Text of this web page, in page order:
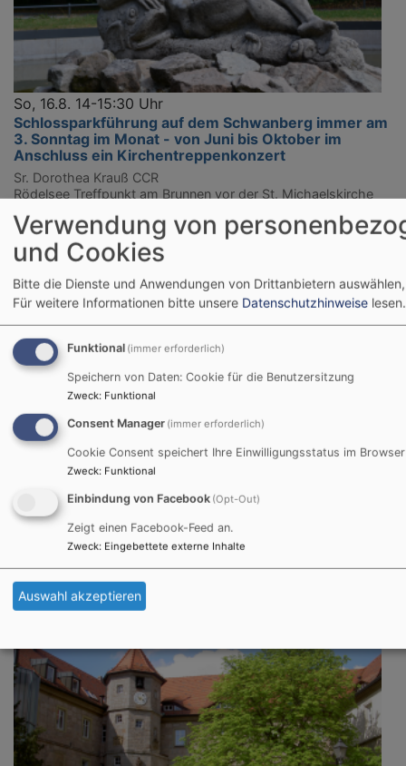
So, 16.8. 14-15:30 Uhr
Schlossparkführung auf dem Schwanberg immer am
3. Sonntag im Monat - von Juni bis Oktober im
Anschluss ein Kirchentreppenkonzert
Sr. Dorothea Krauß CCR
Rödelsee Treffpunkt am Brunnen vor der St. Michaelskirche
So, 16.8. 17:30-20 Uhr
Öffentliches Fränkisches Sänger- und
Musikantentreffen auf dem Schwanberg
Sr. Dorothea Krauß CCR
Rödelsee St. Michaelskirche, Schwanberg
Verwendung von
und Cookies
Bitte die Dienste und Anwendungen von Drittanbietern
Für weitere Informationen bitte unsere Datenschutzhinweise lesen.
Funktional (immer erforderlich)
Speichern von Daten: Cookie für die Benutzersitzung
Zweck: Funktional
Consent Manager (immer erforderlich)
Cookie Consent speichert Ihre Einwilligungsstatus im Browser
Zweck: Funktional
Einbindung von Facebook (Opt-Out)
Zeigt einen Facebook-Feed an.
Zweck: Eingebettete externe Inhalte
Auswahl akzeptieren